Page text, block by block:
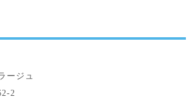
ージュ
2